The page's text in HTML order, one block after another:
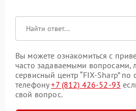
Вы можете ознакомиться с
часто задаваемыми вопросами,
сервисный центр “FIX-Sharp”
телефону+7 (812) 426-52-93
свой вопрос.